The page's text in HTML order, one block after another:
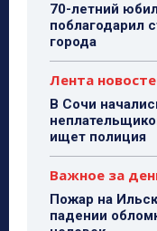
70-летний
поблагодарил
города
Лента
В Сочи
ищет полиция
Важное за
Пожар на
падении